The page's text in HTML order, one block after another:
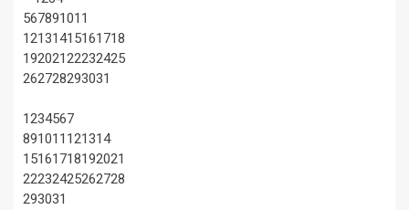
567891011
12131415161718
19202122232425
262728293031
1234567
891011 121314
15161718192021
22232425262728
293031